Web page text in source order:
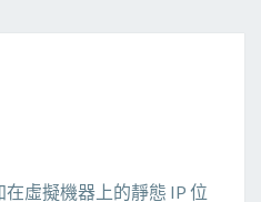
在虛擬機器上的靜態 IP 位